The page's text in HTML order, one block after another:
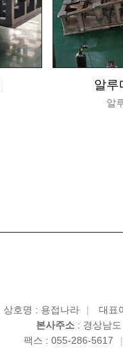
알루
알
상호명 : 용접나라 | 대표
본사주소 : 경상남
팩스 : 055-286-5617
|